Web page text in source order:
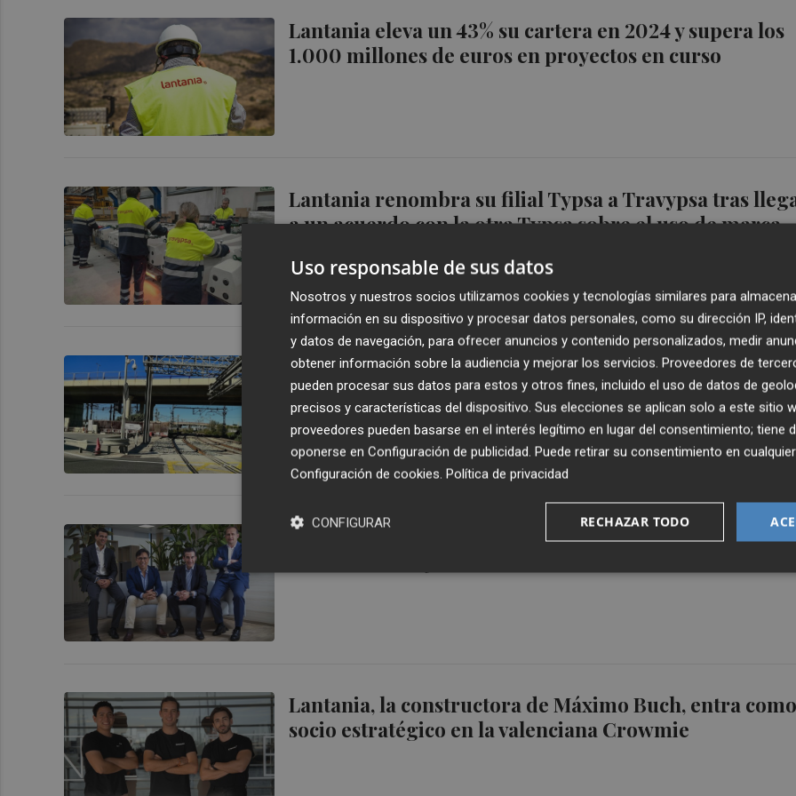
Lantania eleva un 43% su cartera en 2024 y supera los
1.000 millones de euros en proyectos en curso
Lantania renombra su filial Typsa a Travypsa tras
a un acuerdo con la otra Typsa sobre el uso de marca
Lantania y STM Alta Tensión se adjudican la
construcción de la subestación eléctrica en el Puerto
València
Lantania prevé alcanzar los 360 millones este año tras
Lantania, la constructora de Máximo Buch, entra como
socio estratégico en la valenciana Crowmie
Uso responsable de sus datos
Nosotros y nuestros socios utilizamos cookies y tecnologías similares para
información en su dispositivo y procesar datos personales, como su dirección IP,
y datos de navegación, para ofrecer anuncios y contenido personalizados, medir
obtener información sobre la audiencia y mejorar los servicios. Proveedores de
pueden procesar sus datos para estos y otros fines, incluido el uso de datos de
precisos y características del dispositivo. Sus elecciones se aplican solo a este sitio
proveedores pueden basarse en el interés legítimo en lugar del consentimiento; tiene
oponerse en Configuración de publicidad. Puede retirar su consentimiento en
Configuración de cookies. Política de privacidad
RECHAZAR TODO
CONFIGURAR